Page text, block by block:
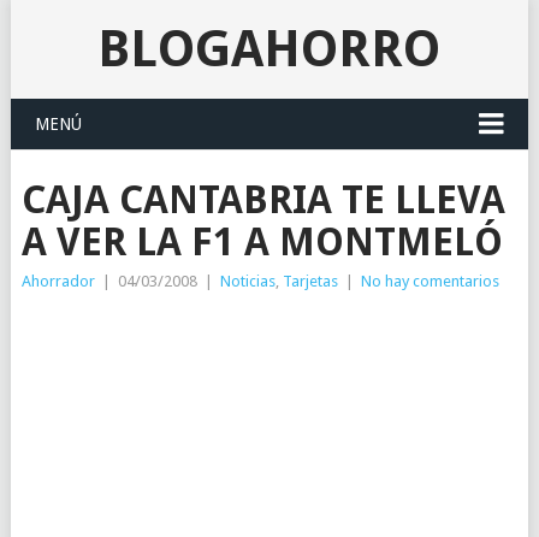
BLOGAHORRO
MENÚ
CAJA CANTABRIA TE LLEVA
A VER LA F1 A MONTMELÓ
Ahorrador 04/03/2008 Noticias, Tarjetas No hay comentarios